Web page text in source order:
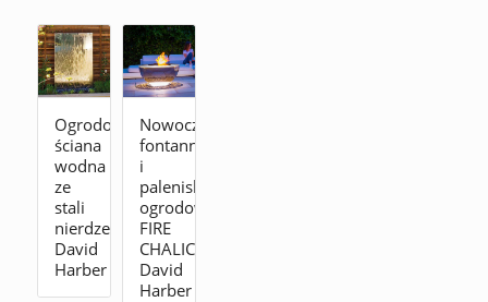
Ogrodowa
ściana
wodna
ze
stali
nierdzewnej
David
Harber
Nowoczesna
fontanna
i
palenisko
ogrodowe
FIRE
CHALICE
David
Harber